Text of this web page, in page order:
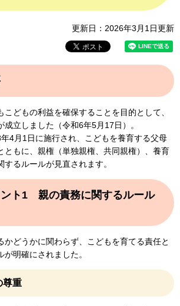
更新日：2026年3月1日更新
どもの利益を確保することを目的として、
成立しました（令和6年5月17日）。
4月1日に施行され、こどもを養育する父母
ともに、親権（単独親権、共同親権）、養育
るルールが見直されます。
ト1 親の責務に関するルール
かどうかに関わらず、こどもを育てる責任と
明確にされました。
尊重